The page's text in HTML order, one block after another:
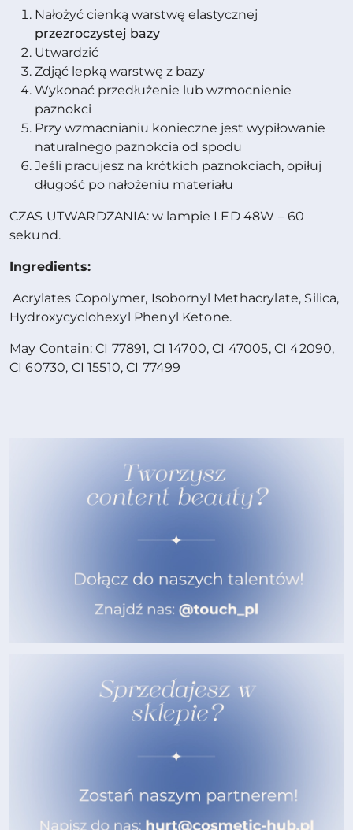
Nałożyć cienką warstwę elastycznej
przezroczystej bazy
Utwardzić
Zdjąć lepką warstwę z bazy
Wykonać przedłużenie lub wzmocnienie
paznokci
Przy wzmacnianiu konieczne jest wypiłowanie
naturalnego paznokcia od spodu
Jeśli pracujesz na krótkich paznokciach, opiłuj
długość po nałożeniu materiału
CZAS UTWARDZANIA: w lampie LED 48W – 60
sekund.
Ingredients:
Acrylates Copolymer, Isobornyl Methacrylate, Silica,
Hydroxycyclohexyl Phenyl Ketone.
May Contain: CI 77891, CI 14700, CI 47005, CI 42090,
CI 60730, CI 15510, CI 77499